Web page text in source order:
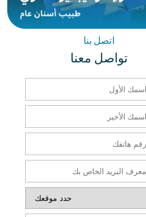
اتصل بنا
تواصل معنا